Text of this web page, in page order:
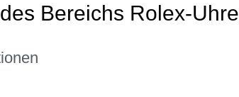
Bereichs Rolex-